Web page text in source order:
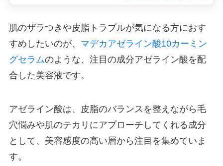
肌のザラつきや皮脂トラブルが気になる方におす
すめしたいのが、 マデカアゼライン酸10カーミン
グセラムのような、注目の成分アゼライン酸を配
合した美容液です。
アゼライン酸は、皮脂のバランスを整えながら毛
穴悩みや肌のテカリにアプローチしてくれる成分
として、美容感度の高い層から注目を集めていま
す。